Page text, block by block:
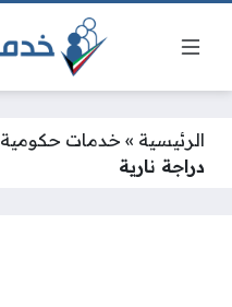
الرئيسية » خدمات حكومية
دراجة نارية